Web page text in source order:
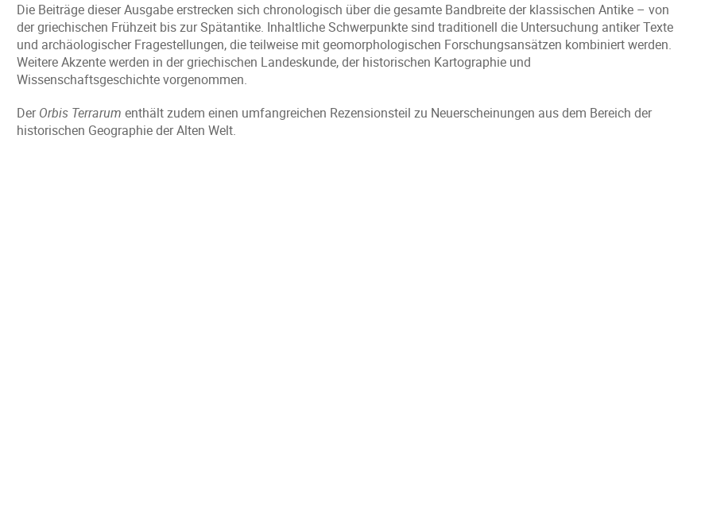
Die Beiträge dieser Ausgabe erstrecken sich chronologisch über die gesamte Bandbreite der klassischen Antike – von
der griechischen Frühzeit bis zur Spätantike. Inhaltliche Schwerpunkte sind traditionell die Untersuchung antiker Texte
und archäologischer Fragestellungen, die teilweise mit geomorphologischen Forschungsansätzen kombiniert werden.
Weitere Akzente werden in der griechischen Landeskunde, der historischen Kartographie und
Wissenschaftsgeschichte vorgenommen.
DerOrbis Terrarum enthält zudem einen umfangreichen Rezensionsteil zu Neuerscheinungen aus dem Bereich der
historischen Geographie der Alten Welt.